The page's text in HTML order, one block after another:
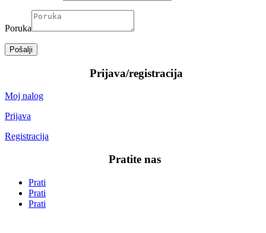
Poruka
Pošalji
Prijava/registracija
Moj nalog
Prijava
Registracija
Pratite nas
Prati
Prati
Prati